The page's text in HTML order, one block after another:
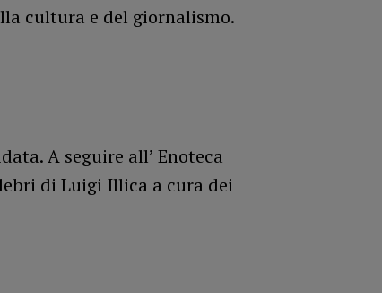
cultura e del giornalismo.
A seguire all’ Enoteca
di Luigi Illica a cura dei